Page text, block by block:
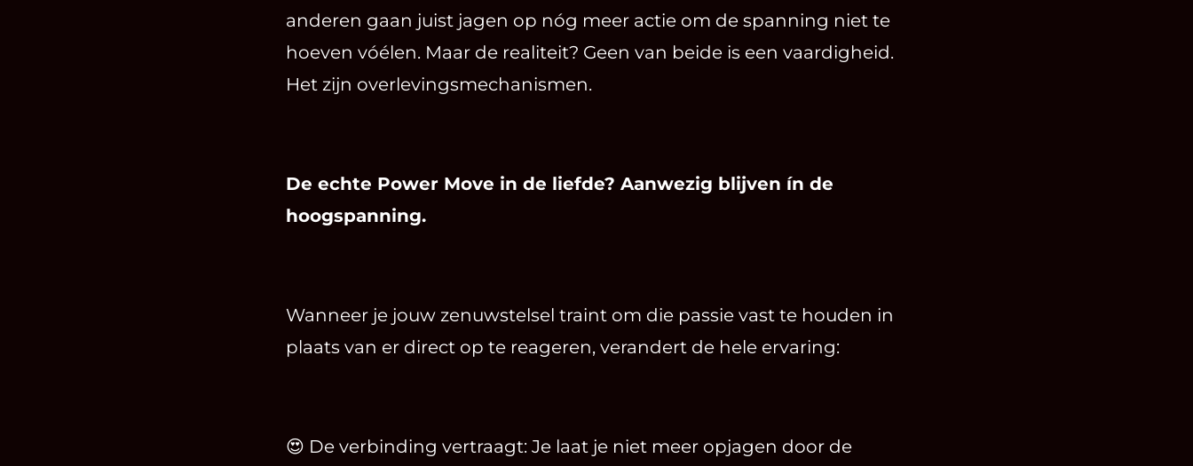
anderen gaan juist jagen op nóg meer actie om de spanning niet te
hoeven vóélen. Maar de realiteit? Geen van beide is een vaardigheid.
Het zijn overlevingsmechanismen.
De echte Power Move in de liefde? Aanwezig blijven ín de
hoogspanning.
Wanneer je jouw zenuwstelsel traint om die passie vast te houden in
plaats van er direct op te reageren, verandert de hele ervaring:
😍 De verbinding vertraagt: Je laat je niet meer opjagen door de